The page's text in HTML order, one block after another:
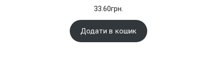
33.60грн.
Додати в кошик